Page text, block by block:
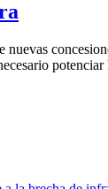
nuevas
potenciar